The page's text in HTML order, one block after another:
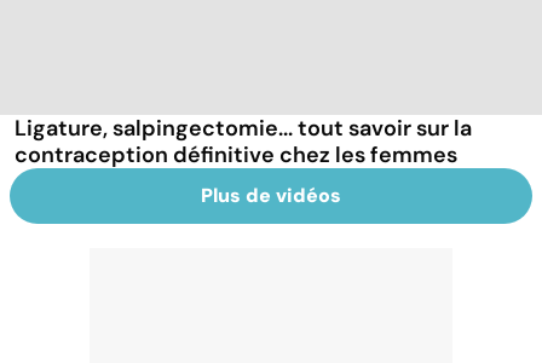
Ligature, salpingectomie... tout savoir sur la
contraception définitive chez les femmes
Plus de vidéos